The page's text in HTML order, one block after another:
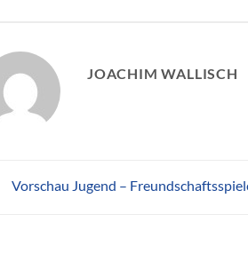
JOACHIM WALLISCH
Vorschau Jugend –